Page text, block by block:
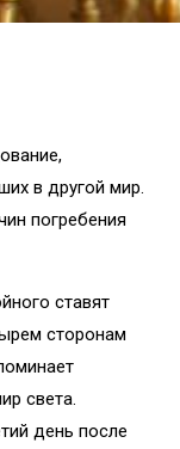
в другой мир.
погребения
ставят
сторонам
света.
день после